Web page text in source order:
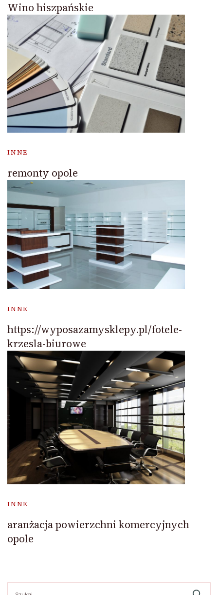
Wino hiszpańskie
INNE
remonty opole
INNE
https://wyposazamysklepy.pl/fotele-
krzesla-biurowe
INNE
aranżacja powierzchni komercyjnych
opole